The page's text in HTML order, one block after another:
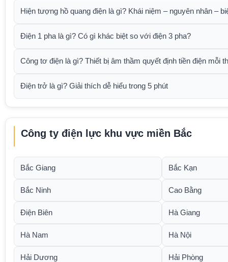
Hiện tượng hồ quang điện là gì? Khái niệm – nguyên nhân –
Điện 1 pha là gì? Có gì khác biệt so với điện 3 pha?
Công tơ điện là gì? Thiết bị âm thầm quyết định tiền điện mỗi
Điện trở là gì? Giải thích dễ hiểu trong 5 phút
Công ty điện lực khu vực miền Bắc
Bắc Giang Bắc Kạn
Bắc Ninh Cao Bằng
Điện Biên Hà Giang
Hà Nam Hà Nội
Hải Dương Hải Phòng